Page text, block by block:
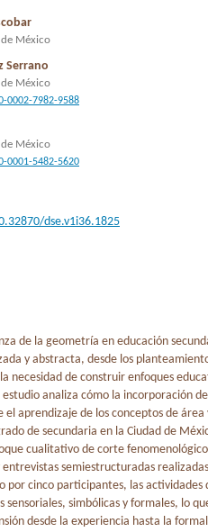
México
Serrano
México
0002-7982-9588
México
0001-5482-5620
dse.v1i36.1825
de la geometría en educación
y abstracta, desde los
necesidad de construir enfoques
analiza cómo la incorporación
el aprendizaje de los conceptos de
de secundaria en la Ciudad de
cualitativo de corte
semiestructuradas
por cinco participantes, las actividades
sensoriales, simbólicas y formales, lo
desde la experiencia hasta la